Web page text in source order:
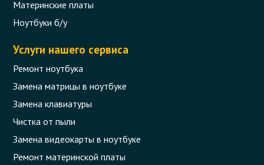
Материнские платы
Ноутбуки б/у
Услуги нашего сервиса
Ремонт ноутбука
Замена матрицы в ноутбуке
Замена клавиатуры
Чистка от пыли
Замена видеокарты в ноутбуке
Ремонт материнской платы